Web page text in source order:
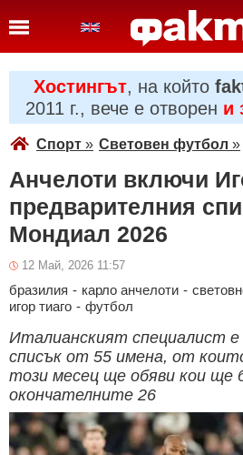
Хостингът, на който
2011 г., вече е отворен и
Спорт » Световен футбол »
Анчелоти включи
предварителния
Мондиал 2026
12 Май, 2026 11:57
бразилия - карло анчелоти -
игор тиаго - футбол
Италианският специалист
списък от 55 имена, от
този месец ще обяви кои ще
окончателните 26